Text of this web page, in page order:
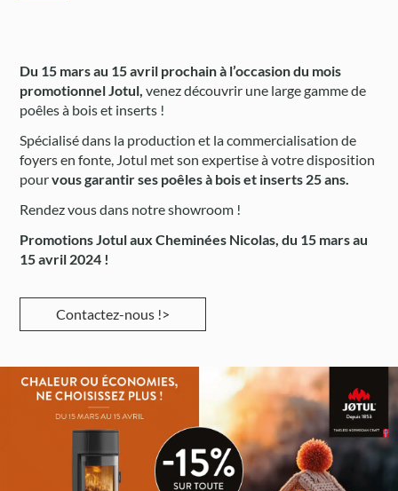
Du 15 mars au 15 avril prochain à l’occasion du mois
promotionnel Jotul, venez découvrir une large gamme de
poêles à bois et inserts !
Spécialisé dans la production et la commercialisation de
foyers en fonte, Jotul met son expertise à votre disposition
pourvous garantir ses poêles à bois et inserts 25 ans.
Rendez vous dans notre showroom !
Promotions Jotul aux Cheminées Nicolas, du 15 mars au
15 avril 2024 !
Contactez-nous !